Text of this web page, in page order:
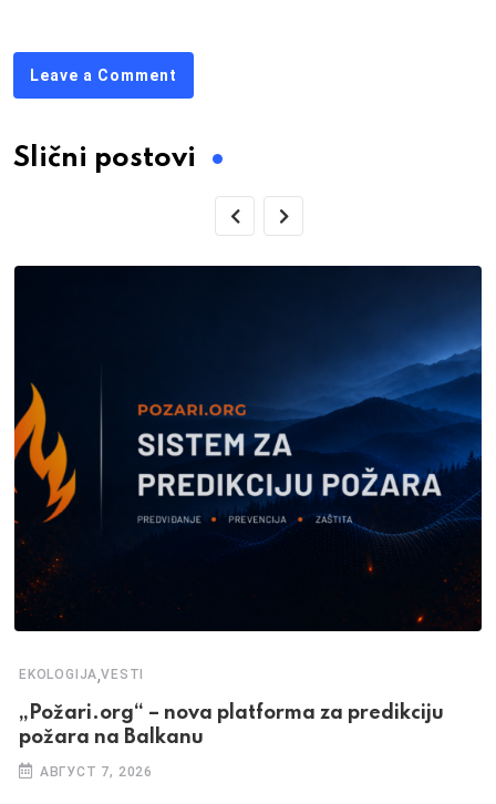
Leave a Comment
Slični postovi
EKOLOGIJA,VESTI
„Požari.org“ – nova platforma za predikciju
požara na Balkanu
АВГУСТ 7, 2026